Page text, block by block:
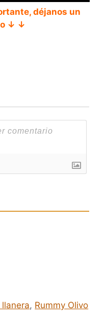
déjanos un
↓ ↓
, Rummy Olivo